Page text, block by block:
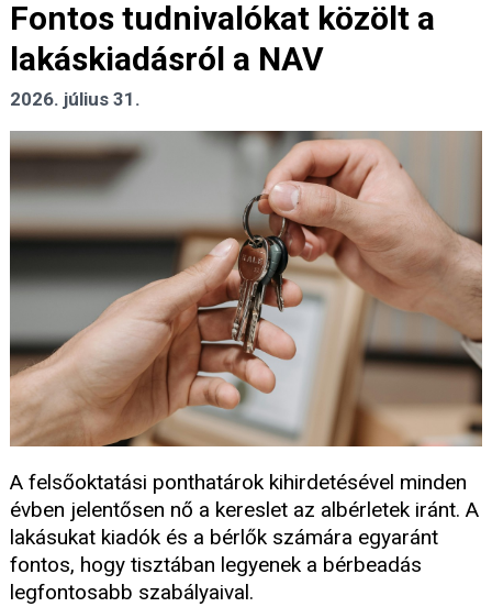
Fontos tudnivalókat közölt a
lakáskiadásról a NAV
2026. július 31.
A felsőoktatási ponthatárok kihirdetésével minden
évben jelentősen nő a kereslet az albérletek iránt. A
lakásukat kiadók és a bérlők számára egyaránt
fontos, hogy tisztában legyenek a bérbeadás
legfontosabb szabályaival.